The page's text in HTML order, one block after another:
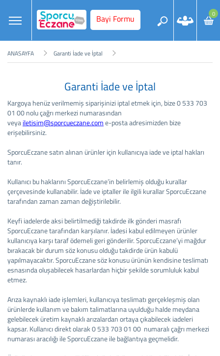
Bayi Formu 0
ANASAYFA Garanti İade ve İptal
Garanti İade ve İptal
Kargoya henüz verilmemiş siparişinizi iptal etmek için, bize 0 533 703
01 00 nolu çağrı merkezi numarasından
veyailetisim@sporcueczane.come-posta adresimizden bize
erişebilirsiniz.
SporcuEczane satın alınan ürünler için kullanıcıya iade ve iptal hakları
tanır.
Kullanıcı bu haklarını SporcuEczane’in belirlemiş olduğu kurallar
çerçevesinde kullanabilir. İade ve iptaller ile ilgili kurallar SporcuEczane
tarafından zaman zaman değiştirilebilir.
​Keyfi iadelerde aksi belirtilmediği takdirde ilk gönderi masrafı
SporcuEczane tarafından karşılanır. İadesi kabul edilmeyen ürünler
kullanıcıya karşı taraf ödemeli geri gönderilir. SporcuEczane’yi mağdur
bırakacak bir durum söz konusu olduğu takdirde ürün kabulü
yapılmayacaktır. SporcuEczane söz konusu ürünün kendisine teslimatı
esnasında oluşabilecek hasarlardan hiçbir şekilde sorumluluk kabul
etmez.
Arıza kaynaklı iade işlemleri, kullanıcıya teslimatı gerçekleşmiş olan
ürünlerde kullanım ve bakım talimatlarına uyulduğu halde meydana
gelebilecek üretim kaynaklı arızalardan ortaya çıkabilecek iadeleri
kapsar. Kullanıcı direkt olarak 0 533 703 01 00 numaralı çağrı merkezi
numarası aracılığı ile SporcuEczane ile bağlantıya geçmelidir.